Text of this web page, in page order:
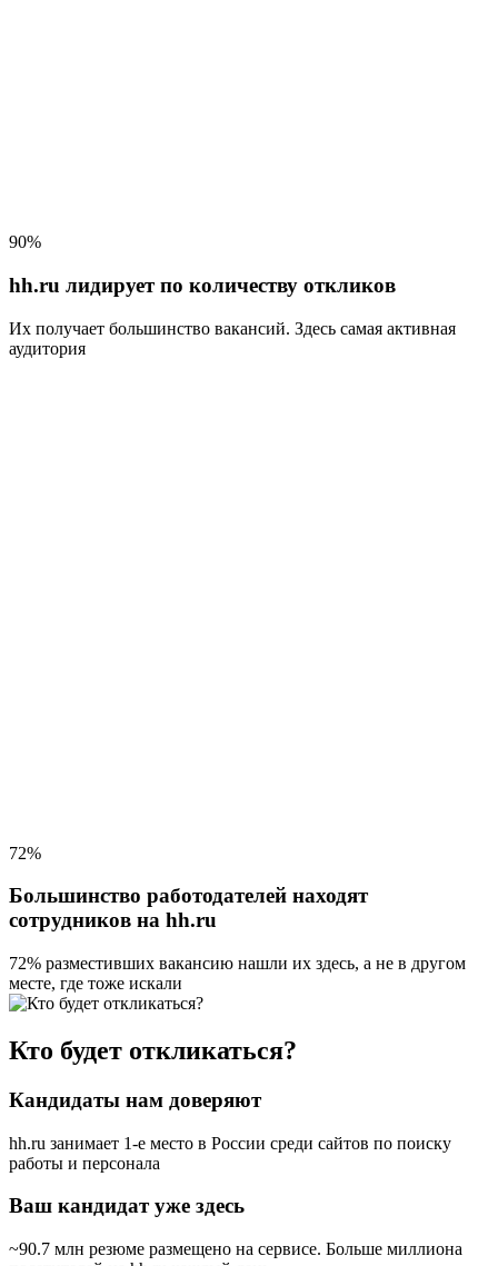
90%
hh.ru лидирует по количеству откликов
Их получает большинство вакансий. Здесь самая активная
аудитория
72%
Большинство работодателей находят
сотрудников на hh.ru
72% разместивших вакансию нашли их здесь, а не в другом
месте, где тоже искали
Кто будет откликаться?
Кандидаты нам доверяют
hh.ru занимает 1-е место в России среди сайтов по поиску
работы и персонала
Ваш кандидат уже здесь
~90.7 млн резюме размещено на сервисе. Больше миллиона